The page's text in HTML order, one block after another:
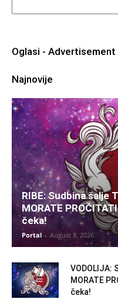
Oglasi - Advertisement
Najnovije
RIBE: Sudbina šalje
MORATE
čeka!
Portal - August 8, 2026
VODOLIJA:
MORATE
čeka!